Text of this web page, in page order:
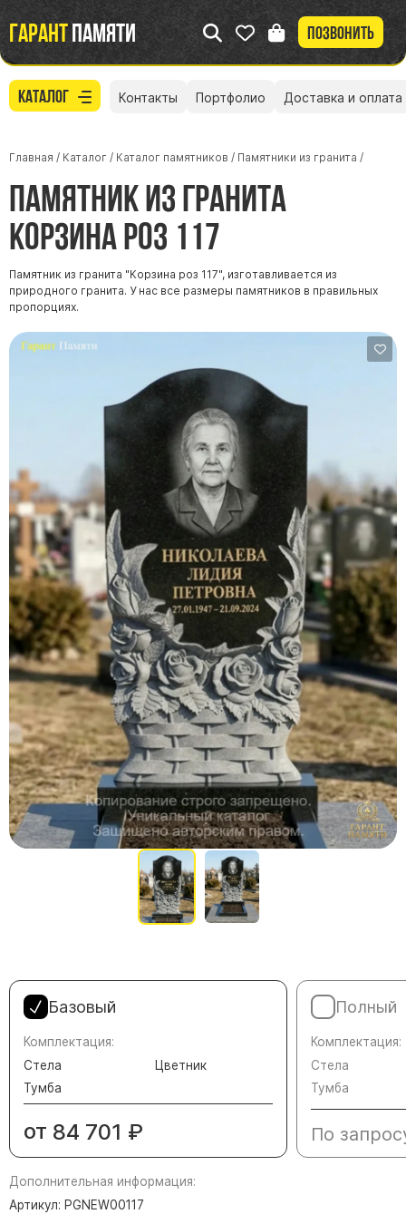
Гарантпамяти Позвонить
Каталог
Участникам СВО
Памятники из гранита
Памятники из мрамора
Элитные памятники
Резные памятники
Мемориальные комплексы
Памятники с полноформатным фото
Склеп
Cкульптуры ангел
Детские памятники
Памятники Мусульманские
Памятники Армянские
Европейские памятники
Памятники "Клипарт"
Семейные памятники ( памятники на двоих )
Памятники в форме креста
Зеркальные памятники
Памятники из белого мрамора Коелга
Креативные памятники
Кресты из белого мрамора
Памятники в виде гитары
Памятники из цветного гранита
Памятники красно-черные
Памятники коричневые
Памятники серые
Памятники зеленые
Контакты Портфолио Доставка и оплата
Главная / Каталог / Каталог памятников / Памятники из гранита /
Памятник из гранита
Корзина роз 117
Памятник из гранита "Корзина роз 117", изготавливается из
природного гранита. У нас все размеры памятников в правильных
пропорциях.
Базовый
Комплектация:
Стела
Тумба
Цветник
от 84 701 ₽
Полный
Комплектация:
Стела
Тумба
По
Дополнительная информация:
Артикул: PGNEW00117